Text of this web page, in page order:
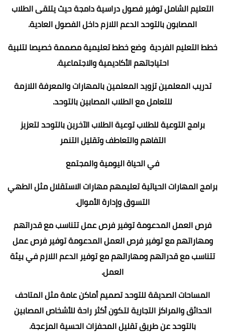
التعليم الشامل توفير فصول دراسية دامجة حيث يتلقى الطلاب
المصابون بالتوحد الدعم اللازم داخل الفصول العادية.
خطط التعليم الفردية وضع خطط تعليمية مصممة خصيصا لتلبية
احتياجاتهم الأكاديمية والاجتماعية.
تدريب المعلمين تزويد المعلمين بالمهارات والمعرفة اللازمة
للتعامل مع الطلاب المصابين بالتوحد.
برامج التوعية للطلاب توعية الطلاب الآخرين بالتوحد لتعزيز
التفاهم والتعاطف وتقليل التنمر
في الحياة اليومية والمجتمع
برامج المهارات الحياتية تعليمهم مهارات الاستقلال مثل الطهي
التسوق وإدارة الأموال.
فرص العمل المدعومة توفير فرص عمل تتناسب مع قدراتهم
ومهاراتهم مع توفير فرص العمل المدعومة توفير فرص عمل
تتناسب مع قدراتهم ومهاراتهم مع توفير الدعم اللازم في بيئة
العمل.
المساحات الصديقة للتوحد تصميم أماكن عامة مثل المتاحف
الحدائق والمراكز التجارية لتكون أكثر راحة للأشخاص المصابين
بالتوحد عن طريق تقليل المحفزات الحسية المزعجة.